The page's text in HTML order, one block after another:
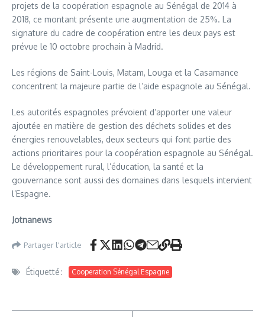
projets de la coopération espagnole au Sénégal de 2014 à
2018, ce montant présente une augmentation de 25%. La
signature du cadre de coopération entre les deux pays est
prévue le 10 octobre prochain à Madrid.
Les régions de Saint-Louis, Matam, Louga et la Casamance
concentrent la majeure partie de l’aide espagnole au Sénégal.
Les autorités espagnoles prévoient d’apporter une valeur
ajoutée en matière de gestion des déchets solides et des
énergies renouvelables, deux secteurs qui font partie des
actions prioritaires pour la coopération espagnole au Sénégal.
Le développement rural, l’éducation, la santé et la
gouvernance sont aussi des domaines dans lesquels intervient
l’Espagne.
Jotnanews
Partager l'article
Étiquetté : Cooperation Sénégal Espagne